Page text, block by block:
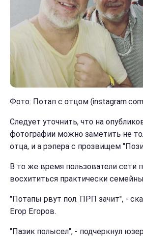
Фото: Потап с отцом
Следует уточнить, что на
фотографии можно заметить не
отца, и а рэпера с прозвищем
В то же время пользователи сети
восхититься практически
"Потапы рвут пол. ПРП зачит", -
Егор Егоров.
"Пазик полысел", - подчеркнул